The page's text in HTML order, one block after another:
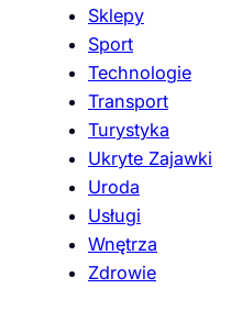
Sklepy
Sport
Technologie
Transport
Turystyka
Ukryte Zajawki
Uroda
Usługi
Wnętrza
Zdrowie